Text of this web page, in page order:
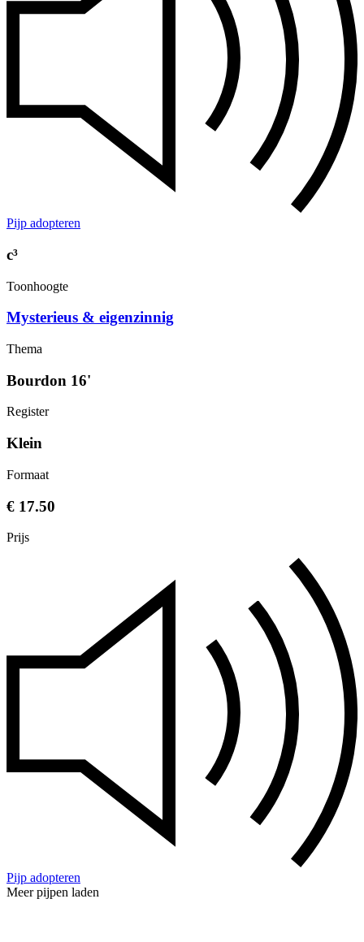
Pijp adopteren
c³
Toonhoogte
Mysterieus & eigenzinnig
Thema
Bourdon 16'
Register
Klein
Formaat
€ 17.50
Prijs
Pijp adopteren
Meer pijpen laden